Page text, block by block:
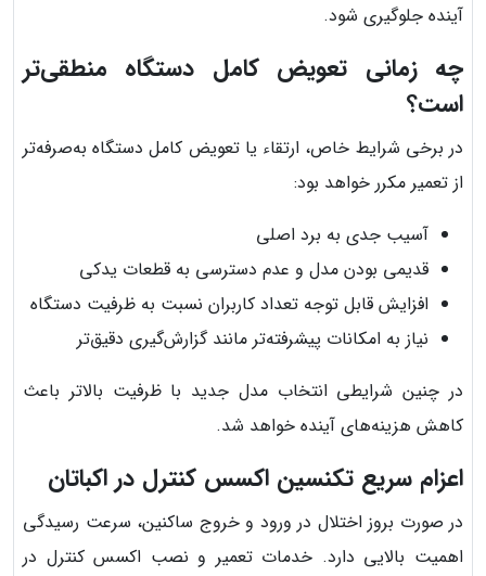
آینده جلوگیری شود.
چه زمانی تعویض کامل دستگاه منطقی‌تر
است؟
در برخی شرایط خاص، ارتقاء یا تعویض کامل دستگاه به‌صرفه‌تر
از تعمیر مکرر خواهد بود:
آسیب جدی به برد اصلی
قدیمی بودن مدل و عدم دسترسی به قطعات یدکی
افزایش قابل توجه تعداد کاربران نسبت به ظرفیت دستگاه
نیاز به امکانات پیشرفته‌تر مانند گزارش‌گیری دقیق‌تر
در چنین شرایطی انتخاب مدل جدید با ظرفیت بالاتر باعث
کاهش هزینه‌های آینده خواهد شد.
اعزام سریع تکنسین اکسس کنترل در اکباتان
در صورت بروز اختلال در ورود و خروج ساکنین، سرعت رسیدگی
اهمیت بالایی دارد. خدمات تعمیر و نصب اکسس کنترل در